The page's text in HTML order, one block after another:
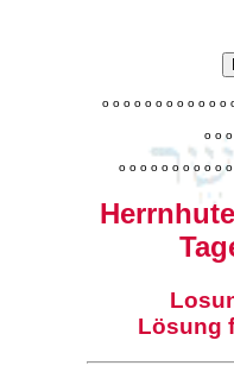
o o o o o o o o o o o o
o o o
o o o o o o o o o o o
Lösung